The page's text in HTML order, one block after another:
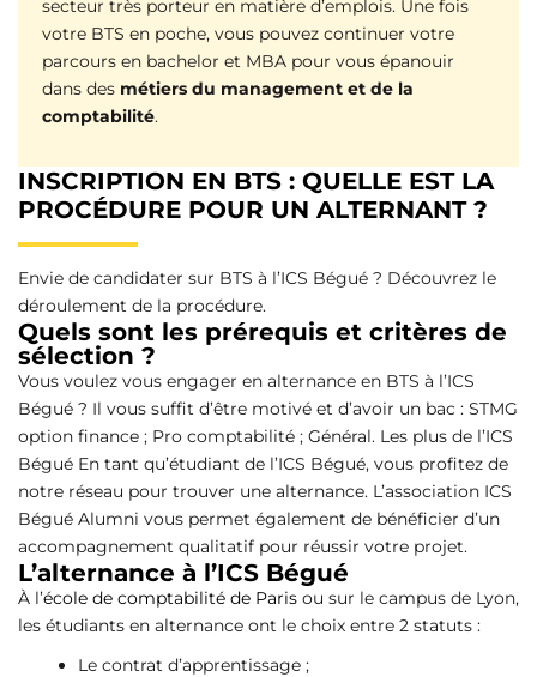
secteur très porteur en matière d’emplois. Une fois
votre BTS en poche, vous pouvez continuer votre
parcours en bachelor et MBA pour vous épanouir
dans des métiers du management et de la
comptabilité.
INSCRIPTION EN BTS : QUELLE EST LA
PROCÉDURE POUR UN ALTERNANT ?
Envie de candidater sur BTS à l’ICS Bégué ? Découvrez le
déroulement de la procédure.
Quels sont les prérequis et critères de
sélection ?
Vous voulez vous engager en alternance en BTS à l’ICS
Bégué ? Il vous suffit d’être motivé et d’avoir un bac : STMG
option finance ; Pro comptabilité ; Général. Les plus de l’ICS
Bégué En tant qu’étudiant de l’ICS Bégué, vous profitez de
notre réseau pour trouver une alternance. L’association ICS
Bégué Alumni vous permet également de bénéficier d’un
accompagnement qualitatif pour réussir votre projet.
L’alternance à l’ICS Bégué
À l’école de comptabilité de Paris ou sur le campus de Lyon,
les étudiants en alternance ont le choix entre 2 statuts :
Le contrat d’apprentissage ;